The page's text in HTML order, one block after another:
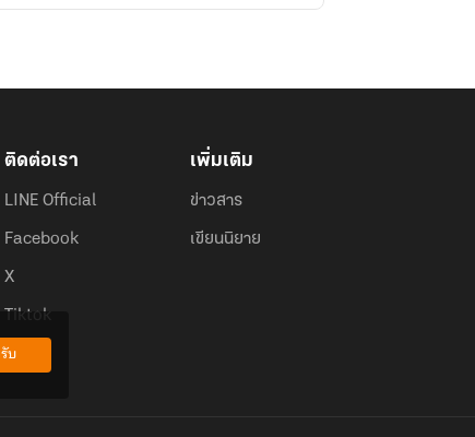
ติดต่อเรา
LINE Official
Facebook
X
Tiktok
เพิ่มเติม
ข่าวสาร
เขียนนิยาย
บ